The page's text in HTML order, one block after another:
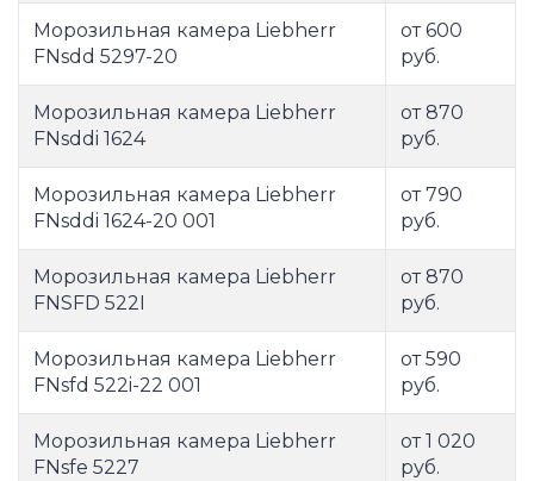
Морозильная камера Liebherr
FNsdd 5297-20
от 600
руб.
Морозильная камера Liebherr
FNsddi 1624
от 870
руб.
Морозильная камера Liebherr
FNsddi 1624-20 001
от 790
руб.
Морозильная камера Liebherr
FNSFD 522I
от 870
руб.
Морозильная камера Liebherr
FNsfd 522i-22 001
от 590
руб.
Морозильная камера Liebherr
FNsfe 5227
от 1 020
руб.